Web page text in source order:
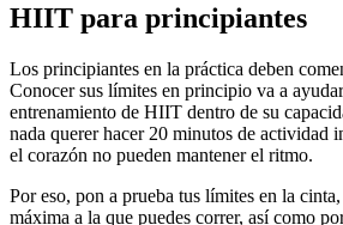
HIIT para principiantes
Los principiantes en la práctica deben
Conocer sus límites en principio va a
entrenamiento de HIIT dentro de su
nada querer hacer 20 minutos de actividad
el corazón no pueden mantener el ritmo.
Por eso, pon a prueba tus límites en la
máxima a la que puedes correr, así como